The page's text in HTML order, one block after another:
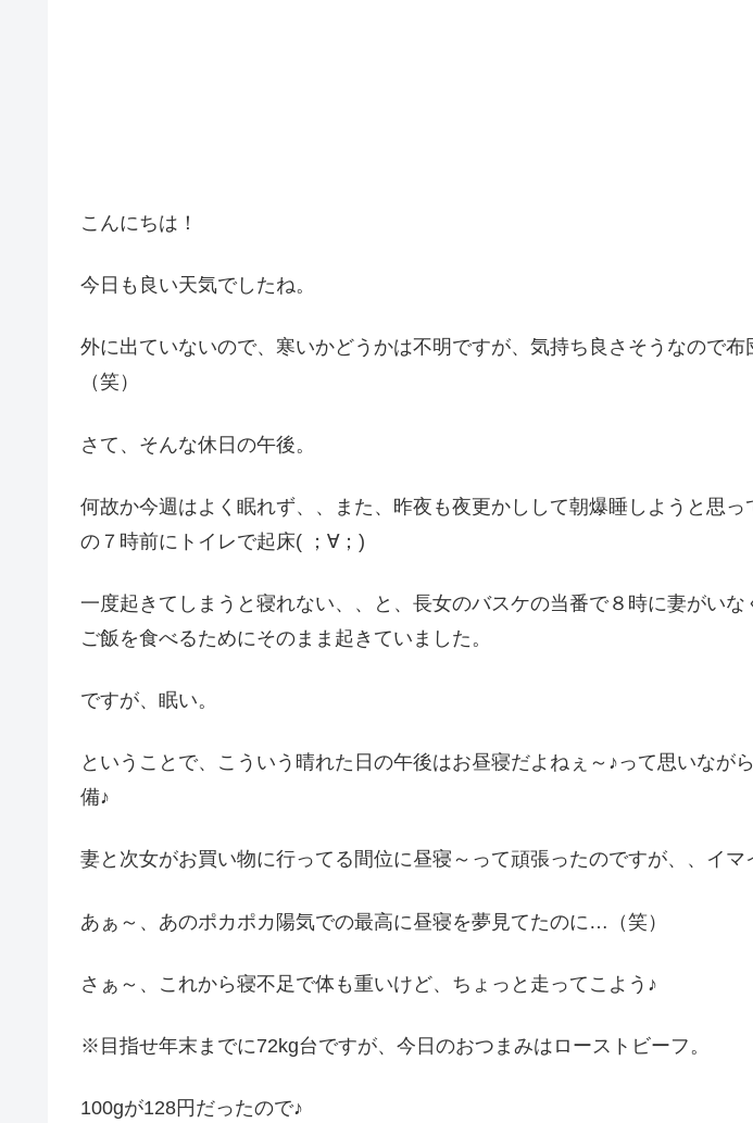
こんにちは！
今日も良い天気でしたね。
外に出ていないので、寒いかどうかは不明ですが、気持ち良さそうなので布
（笑）
さて、そんな休日の午後。
何故か今週はよく眠れず、、また、昨夜も夜更かしして朝爆睡しようと思っ
の７時前にトイレで起床( ；∀；)
一度起きてしまうと寝れない、、と、長女のバスケの当番で８時に妻がいな
ご飯を食べるためにそのまま起きていました。
ですが、眠い。
ということで、こういう晴れた日の午後はお昼寝だよねぇ～♪って思いなが
備♪
妻と次女がお買い物に行ってる間位に昼寝～って頑張ったのですが、、イマ
あぁ～、あのポカポカ陽気での最高に昼寝を夢見てたのに…（笑）
さぁ～、これから寝不足で体も重いけど、ちょっと走ってこよう♪
※目指せ年末までに72kg台ですが、今日のおつまみはローストビーフ。
100gが128円だったので♪